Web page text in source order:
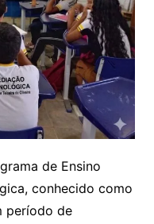
de Ensino
conhecido como
período de